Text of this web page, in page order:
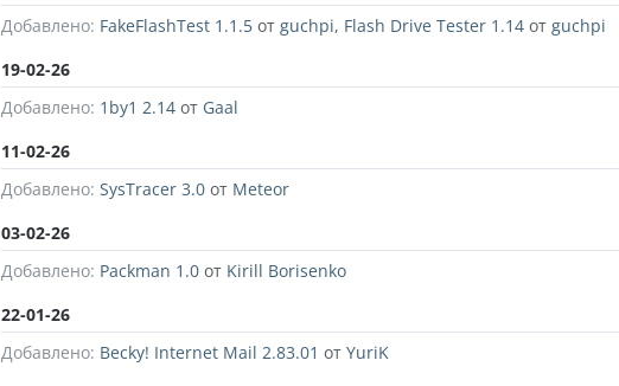
Добавлено: FakeFlashTest 1.1.5 от guchpi, Flash Drive Tester 1.14 от guchpi
19-02-26
Добавлено: 1by1 2.14 от Gaal
11-02-26
Добавлено: SysTracer 3.0 от Meteor
03-02-26
Добавлено: Packman 1.0 от Kirill Borisenko
22-01-26
Добавлено: Becky! Internet Mail 2.83.01 от YuriK